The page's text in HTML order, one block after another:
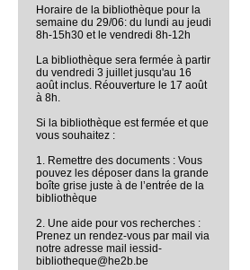
Horaire de la bibliothèque pour la
semaine du 29/06: du lundi au jeudi
8h-15h30 et le vendredi 8h-12h
La bibliothèque sera fermée à partir
du vendredi 3 juillet jusqu'au 16
août inclus. Réouverture le 17 août
à 8h.
Si la bibliothèque est fermée et que
vous souhaitez :
1. Remettre des documents : Vous
pouvez les déposer dans la grande
boîte grise juste à de l’entrée de la
bibliothèque
2. Une aide pour vos recherches :
Prenez un rendez-vous par mail via
notre adresse mail iessid-
bibliotheque@he2b.be